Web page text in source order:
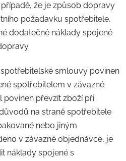
že je způsob dopravy
požadavku spotřebitele,
dodatečné náklady spojené
smlouvy povinen
spotřebitelem v závazné
převzít zboží při
na straně spotřebitele
nebo jiným
v závazné objednávce, je
náklady spojené s